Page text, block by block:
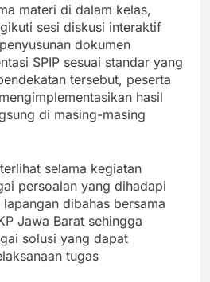
materi di dalam kelas,
sesi diskusi interaktif
dokumen
SPIP sesuai standar yang
tersebut, peserta
hasil
di masing-masing
selama kegiatan
persoalan yang dihadapi
dibahas bersama
Jawa Barat sehingga
solusi yang dapat
tugas